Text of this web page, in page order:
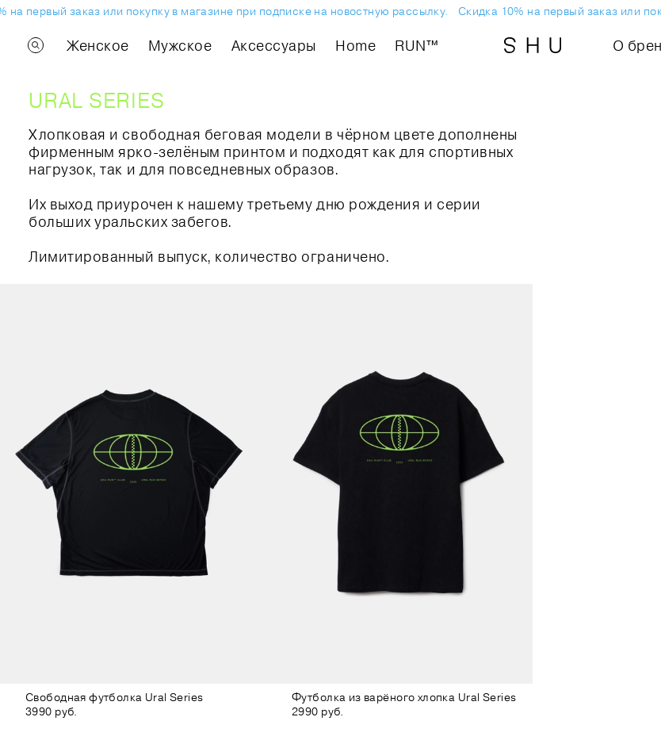
на первый заказ или покупку в магазине при подписке на новостную рассылку. Скидка 10% на первый заказ или
Женское Мужское Аксессуары Home RUN™ О
URAL SERIES
Хлопковая и свободная беговая модели в чёрном цвете дополнены
фирменным ярко-зелёным принтом и подходят как для спортивных
нагрузок, так и для повседневных образов.
Их выход приурочен к нашему третьему дню рождения и серии
больших уральских забегов.
Лимитированный выпуск, количество ограничено.
Свободная футболка Ural Series
3990 руб.
Футболка из варёного хлопка Ural Series
2990 руб.